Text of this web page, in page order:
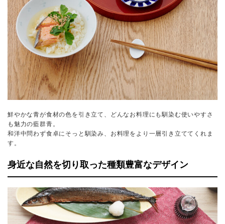
鮮やかな青が食材の色を引き立て、どんなお料理にも馴染む使いやすさ
も魅力の藍群青。
和洋中問わず食卓にそっと馴染み、お料理をより一層引き立ててくれま
す。
身近な自然を切り取った種類豊富なデザイン